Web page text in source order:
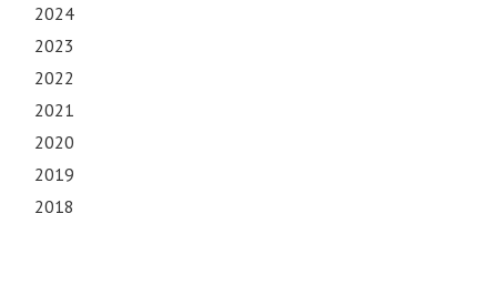
2024
2023
2022
2021
2020
2019
2018